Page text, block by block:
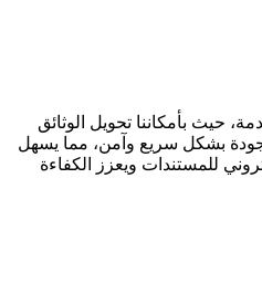
حيث بأمكاننا تحويل الوثائق
بشكل سريع وآمن، مما يسهل
للمستندات ويعزز الكفاءة